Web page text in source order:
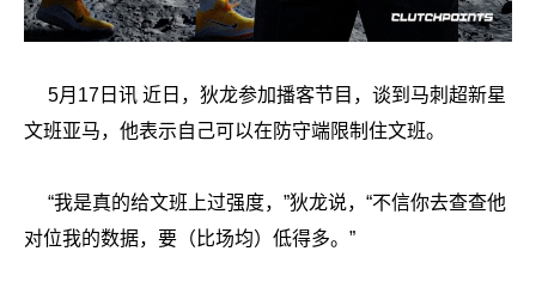
5月17日讯 近日，狄龙参加播客节目，谈到马刺超新星
文班亚马，他表示自己可以在防守端限制住文班。
“我是真的给文班上过强度，”狄龙说，“不信你去查查他
对位我的数据，要（比场均）低得多。”